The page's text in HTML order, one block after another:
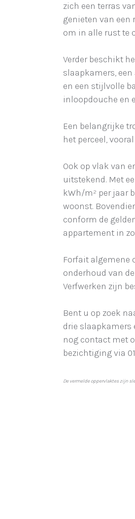
zich een terras
genieten van een
om in alle rust te
Verder beschikt
slaapkamers,
en een stijlvolle
inloopdouche en
Een belangrijke
het perceel,
Ook op vlak van
uitstekend. Met
kWh/m² per jaar
woonst.
conform de
appartement in
Forfait algemene
onderhoud van
Verfwerken zijn
Bent u op zoek
drie slaapkamers
nog contact met
bezichtiging via
De vermelde oppervlaktes zijn